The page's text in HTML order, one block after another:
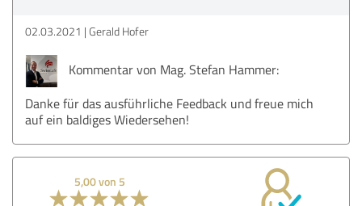
02.03.2021 Gerald Hofer
Kommentar von Mag. Stefan Hammer:
Danke für das ausführliche Feedback und freue mich
auf ein baldiges Wiedersehen!
5,00 von 5